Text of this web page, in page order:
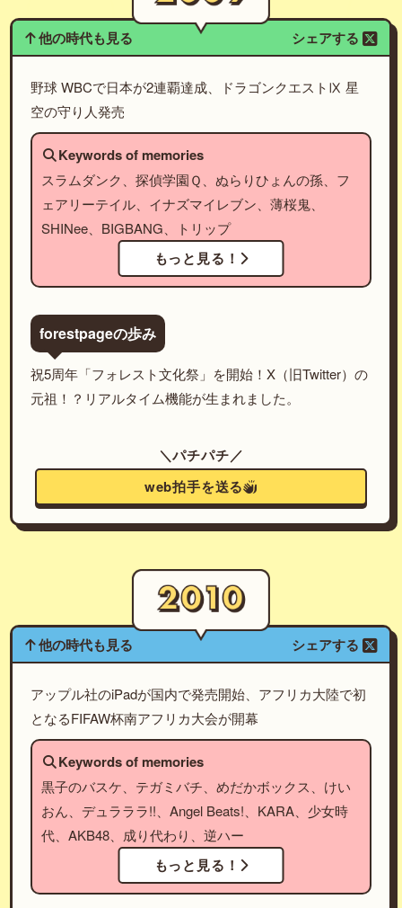
他の時代も見る シェアする
野球 WBCで日本が2連覇達成、ドラゴンクエストⅨ 星
空の守り人発売
Keywords of memories
スラムダンク、探偵学園Ｑ、ぬらりひょんの孫、フ
ェアリーテイル、イナズマイレブン、薄桜鬼、
SHINee、BIGBANG、トリップ
もっと見る！
forestpageの歩み
祝5周年「フォレスト文化祭」を開始！X（旧Twitter）の
元祖！？リアルタイム機能が生まれました。
＼パチパチ／
web拍手を送る
他の時代も見る シェアする
アップル社のiPadが国内で発売開始、アフリカ大陸で初
となるFIFAW杯南アフリカ大会が開幕
Keywords of memories
黒子のバスケ、テガミバチ、めだかボックス、けい
おん、デュラララ!!、Angel Beats!、KARA、少女時
代、AKB48、成り代わり、逆ハー
もっと見る！